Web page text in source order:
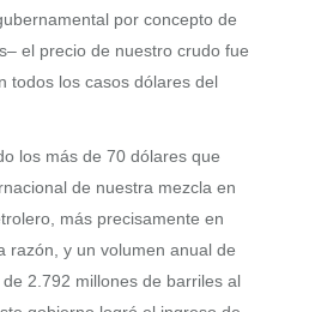
por concepto de
el precio de nuestro crudo fue
todos los casos dólares del
los más de 70 dólares que
de nuestra mezcla en
más precisamente en
razón, y un volumen anual de
2.792 millones de barriles al